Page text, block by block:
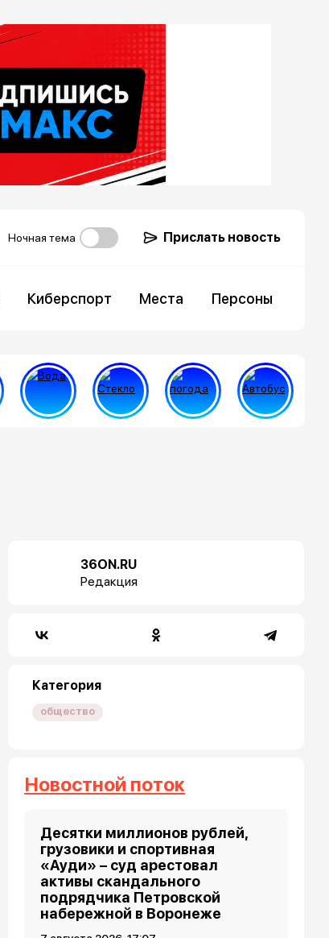
Ночная тема Прислать новость
Киберспорт Места Персоны
36ON.RU
Редакция
Категория
общество
Новостной поток
Десятки миллионов рублей,
грузовики и спортивная
«Ауди» – суд арестовал
активы скандального
подрядчика Петровской
набережной в Воронеже